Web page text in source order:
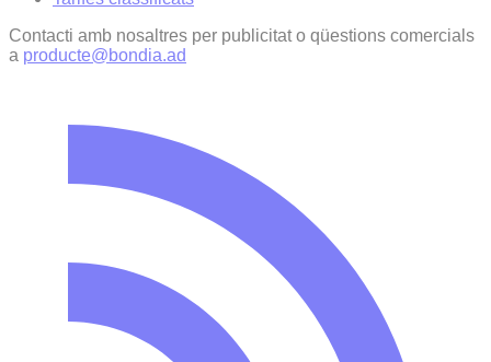
Contacti amb nosaltres per publicitat o qüestions comercials
a producte@bondia.ad